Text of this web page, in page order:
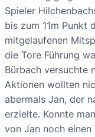
Spieler
bis zum 11m Punkt
mitgelaufenen
die Tore Führung
Bürbach versuchte
Aktionen wollten
abermals Jan, der
erzielte. Konnte
von Jan noch